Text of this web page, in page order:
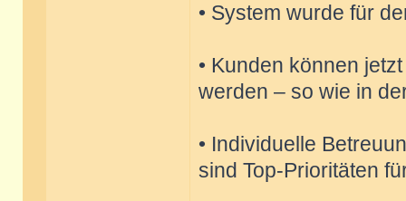
• System wurde für
• Kunden können
werden – so wie in
• Individuelle
sind Top-Prioritäten